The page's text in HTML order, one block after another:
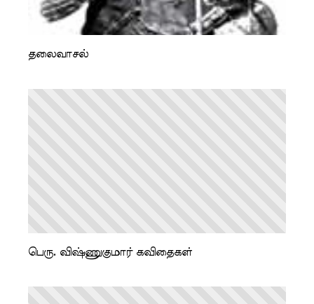
தலைவாசல்
பெரு. விஷ்ணுகுமார் கவிதைகள்